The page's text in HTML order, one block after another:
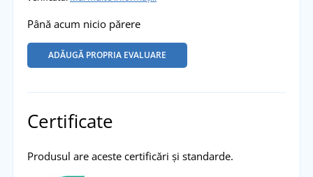
Până acum nicio părere
ADĂUGĂ PROPRIA EVALUARE
Certificate
Produsul are aceste certificări și standarde.